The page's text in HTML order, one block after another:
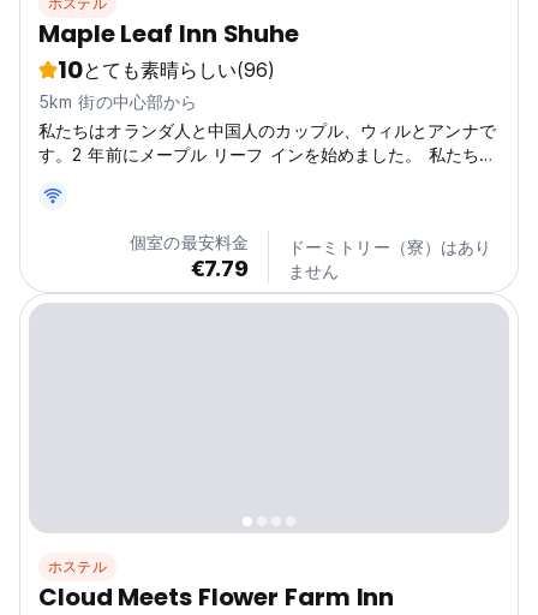
Maple Leaf Inn Shuhe
10とても素晴らしい(96)
5km 街の中心部から
私たちはオランダ人と中国人のカップル、ウィルとアンナで
す。2 年前にメープル リーフ インを始めました。 私たちの
門近くに位置しています。
個室の最安料金
€7.79
ドーミトリー（寮）はあり
ません
ホステル
Cloud Meets Flower Farm Inn